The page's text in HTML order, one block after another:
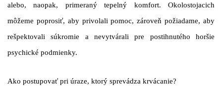
alebo, naopak, primeraný tepelný komfort. Okolostojacich
môžeme poprosiť, aby privolali pomoc, zároveň požiadame, aby
rešpektovali súkromie a nevytvárali pre postihnutého horšie
psychické podmienky.
Ako postupovať pri úraze, ktorý sprevádza krvácanie?